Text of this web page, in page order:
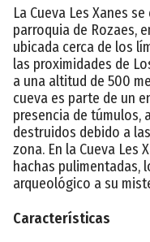
La Cueva Les Xanes
parroquia de Rozaes,
ubicada cerca de los
las proximidades de
a una altitud de 500
cueva es parte de un
presencia de túmulos,
destruidos debido a
zona. En la Cueva Les
hachas pulimentadas,
arqueológico a su
Características